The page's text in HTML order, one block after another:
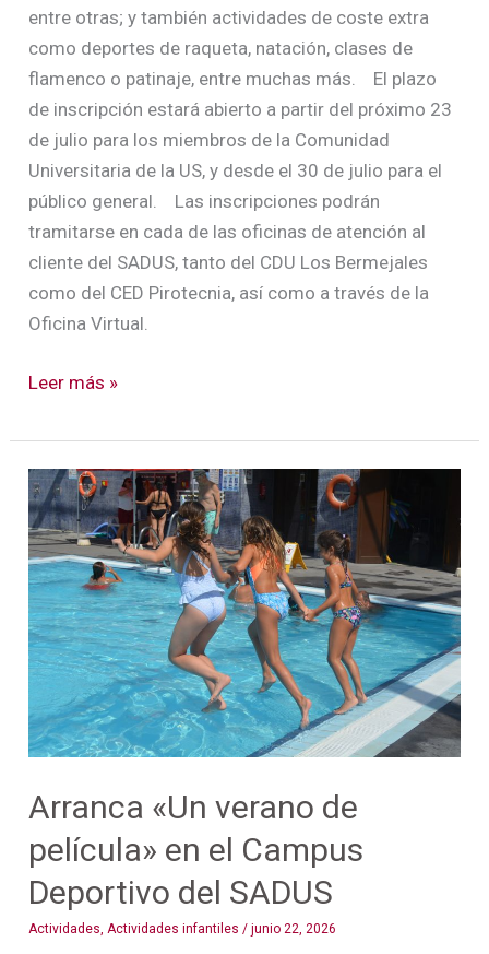
entre otras; y también actividades de coste extra
como deportes de raqueta, natación, clases de
flamenco o patinaje, entre muchas más. El plazo
de inscripción estará abierto a partir del próximo 23
de julio para los miembros de la Comunidad
Universitaria de la US, y desde el 30 de julio para el
público general. Las inscripciones podrán
tramitarse en cada de las oficinas de atención al
cliente del SADUS, tanto del CDU Los Bermejales
como del CED Pirotecnia, así como a través de la
Oficina Virtual.
Leer más »
Arranca «Un verano de
película» en el Campus
Deportivo del SADUS
Actividades Actividades infantiles /junio 22, 2026
Arranca
«Un
verano
de
película»
en
el
Campus
Deportivo
del